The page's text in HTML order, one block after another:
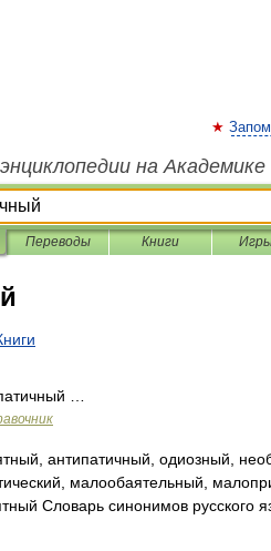
на Академике
Переводы Книги
…
антипатичный, одиозный,
малообаятельный,
Словарь синонимов русского